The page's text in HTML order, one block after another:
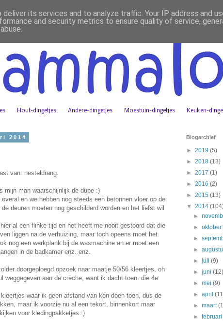
Hout-dingetjes Andere-dingetjes Moestuin-dingetjes Keuken-
2014
van: nesteldrang.
mijn man waarschijnlijk de dupe :)
en we hebben nog steeds een betonnen vloer op de
deuren moeten nog geschilderd worden en het liefst wil
al een flinke tijd en het heeft me nooit gestoord dat die
liggen na de verhuizing, maar toch opeens moet het
nog een werkplank bij de wasmachine en er moet een
in de badkamer enz. enz.
doorgeploegd opzoek naar maatje 50/56 kleertjes, oh
weggegeven aan de crèche, want ik dacht toen: die 4e
waar ik geen afstand van kon doen toen, dus de
maar ik voorzie nu al een tekort, binnenkort maar
kijken voor kledingpakketjes :)
Blogarchief
► 2019 (5)
► 2018 (13)
► 2017 (1)
► 2016 (2)
► 2015 (13)
▼ 2014
►
►oktober
►
►
►juli(9)
►juni(12)
►mei(9)
►april
►maart
►
its services and to analyze traffic. Your IP address and
and security metrics to ensure quality of service,